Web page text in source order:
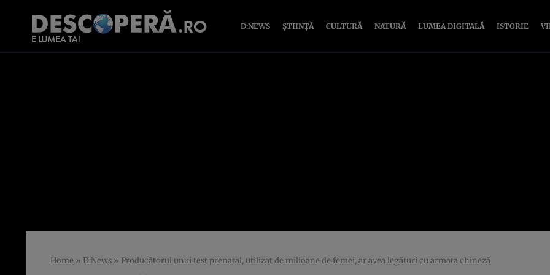
D:NEWS ȘTIINȚĂ CULTURĂ NATURĂ LUMEA DIGITALĂ ISTORIE
Home » D:News » Producătorul unui test prenatal, utilizat de milioane de femei, ar avea legături cu armata chineză